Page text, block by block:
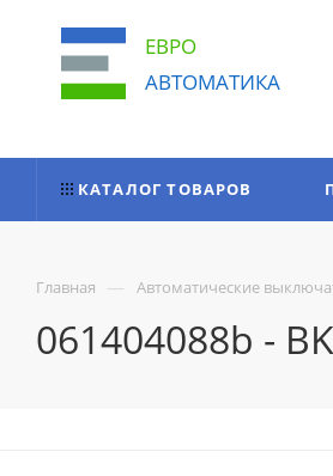
ЕВРО
АВТОМАТИКА
КАТАЛОГ ТОВАРОВ
Главная — Автоматические
061404088b -